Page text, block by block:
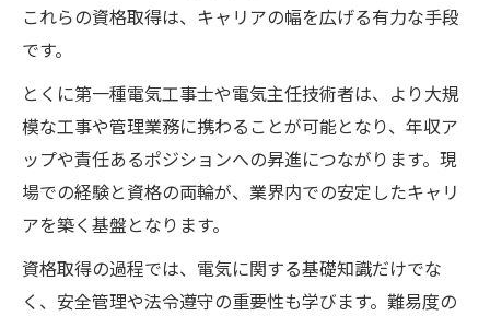
これらの資格取得は、キャリアの幅を広げる有力な手段
です。
とくに第一種電気工事士や電気主任技術者は、より大規
模な工事や管理業務に携わることが可能となり、年収ア
ップや責任あるポジションへの昇進につながります。現
場での経験と資格の両輪が、業界内での安定したキャリ
アを築く基盤となります。
資格取得の過程では、電気に関する基礎知識だけでな
く、安全管理や法令遵守の重要性も学びます。難易度の